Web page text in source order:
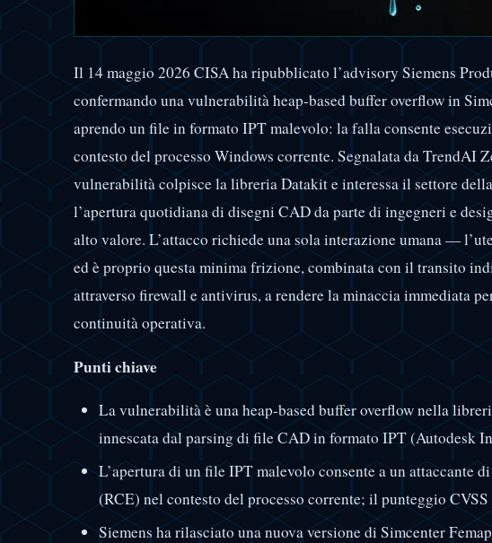
Il 14 maggio 2026 CISA ha ripubblicato l’advisory Siemens
confermando una vulnerabilità heap-based buffer overflow in
aprendo un file in formato IPT malevolo: la falla consente
contesto del processo Windows corrente. Segnalata da TrendAI
vulnerabilità colpisce la libreria Datakit e interessa il settore
l’apertura quotidiana di disegni CAD da parte di ingegneri e
alto valore. L’attacco richiede una sola interazione umana —
ed è proprio questa minima frizione, combinata con il transito
attraverso firewall e antivirus, a rendere la minaccia immediata
continuità operativa.
Punti chiave
La vulnerabilità è una heap-based buffer overflow nella
innescata dal parsing di file CAD in formato IPT (Autodesk
L’apertura di un file IPT malevolo consente a un attaccante
(RCE) nel contesto del processo corrente; il punteggio
Siemens ha rilasciato una nuova versione di Simcenter